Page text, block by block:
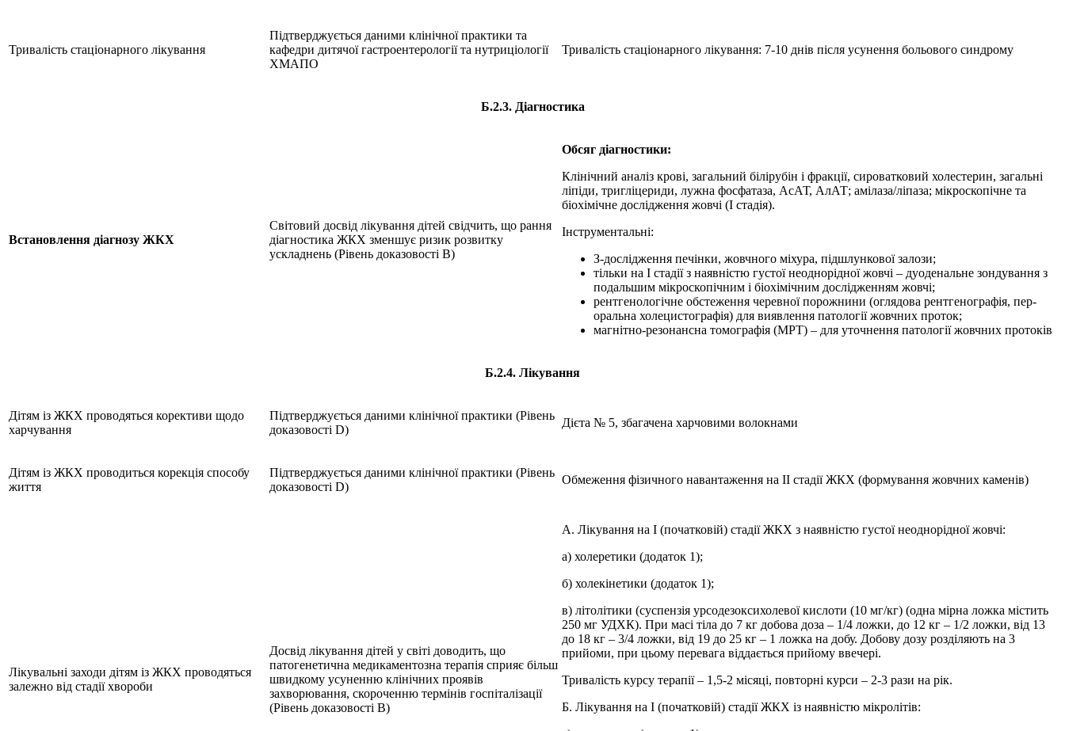
Тривалість стаціонарного лікування
Підтверджується даними клінічної практики та
кафедри дитячої гастроентерології та нутриціології
ХМАПО
Тривалість стаціонарного лікування: 7-10 днів після усунення больового синдрому
Б.2.3. Діагностика
Встановлення діагнозу ЖКХ
Світовий досвід лікування дітей свідчить, що рання
діагностика ЖКХ зменшує ризик розвитку
ускладнень (Рівень доказовості В)
Обсяг діагностики:
Клінічний аналіз крові, загальний білірубін і фракції, сироватковий холестерин, загальні
ліпіди, тригліцериди, лужна фосфатаза, АсАТ, АлАТ; амілаза/ліпаза; мікроскопічне та
біохімічне дослід­ження жовчі (І стадія).
Інструментальні:
З-дослідження печінки, жовчного міхура, підшлункової залози;
тільки на І стадії з наявністю густої неоднорідної жовчі – дуоденальне зондування з
подальшим мікроскопічним і біохімічним дослідженням жовчі;
рентгенологічне обстеження черевної порожнини (оглядова рентгенографія, пер­
оральна холецистографія) для виявлення патології жовчних проток;
магнітно-резонансна томографія (МРТ) – для уточнення патології жовчних протоків
Б.2.4. Лікування
Дітям із ЖКХ проводяться корективи щодо
харчування
Підтверджується даними клінічної практики (Рівень
доказовості D)
Дієта № 5, збагачена харчовими волокнами
Дітям із ЖКХ проводиться корекція способу
життя
Підтверджується даними клінічної практики (Рівень
доказовості D)
Обмеження фізичного навантаження на II стадії ЖКХ (формування жовчних каменів)
Лікувальні заходи дітям із ЖКХ проводяться
залежно від стадії хвороби
Досвід лікування дітей у світі доводить, що
патогенетична медикаментозна терапія сприяє більш
швидкому усуненню клінічних проявів
захворювання, скороченню термінів госпіталізації
(Рівень доказовості В)
А. Лікування на I (початковій) стадії ЖКХ з наявністю густої неоднорідної жовчі:
а) холеретики (додаток 1);
б) холекінетики (додаток 1);
в) літолітики (суспензія урсодезоксихолевої кислоти (10 мг/кг) (одна мірна ложка містить
250 мг УДХК). При масі тіла до 7 кг добова доза – 1/4 ложки, до 12 кг – 1/2 ложки, від 13
до 18 кг – 3/4 ложки, від 19 до 25 кг – 1 ложка на добу. Добову дозу розділяють на 3
прийоми, при цьому перевага віддається прийому ввечері.
Тривалість курсу терапії – 1,5-2 місяці, повторні курси – 2-3 рази на рік.
Б. Лікування на I (початковій) стадії ЖКХ із наявністю мікролітів: